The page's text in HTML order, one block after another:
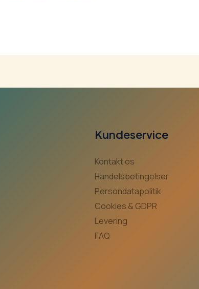
Kundeservice
Kontakt os
Handelsbetingelser
Persondatapolitik
Cookies & GDPR
Levering
FAQ